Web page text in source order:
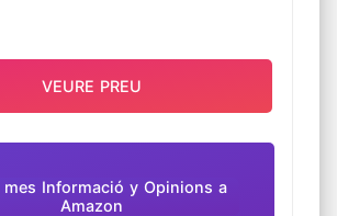
mes Informació y Opinions a
Amazon
VEURE PREU